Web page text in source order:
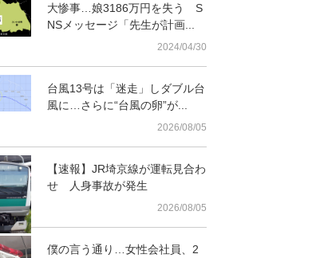
院HPより）
久喜市で軽自動車の男性が死亡
大惨事…娘3186万円を失う S
NSメッセージ「先生が計画...
2024/04/30
台風13号は「迷走」しダブル台
風に…さらに“台風の卵”が...
2026/08/05
【速報】JR埼京線が運転見合わ
せ 人身事故が発生
2026/08/05
僕の言う通り…女性会社員、2